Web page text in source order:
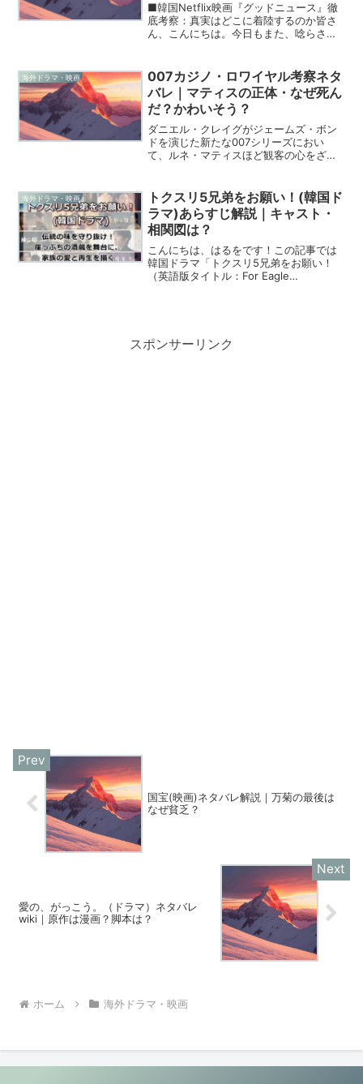
■韓国Netflix映画『グッドニュース』徹
底考察：真実はどこに着陸するのか皆さ
ん、こんにちは。今日もまた、唸らされ
のは、Netflixで配信されている韓国映画
『グッド...
海外ドラマ・映画
007カジノ・ロワイヤル考察ネタ
バレ｜マティスの正体・なぜ死ん
だ？かわいそう？
ダニエル・クレイグがジェームズ・ボン
ドを演じた新たな007シリーズにおい
て、ルネ・マティスほど観客の心をざわ
ん。2026年現在でも、彼の複雑な立ち位
置や悲劇的な最期につい...
海外ドラマ・映画
トクスリ5兄弟をお願い！(韓国ド
ラマ)あらすじ解説｜キャスト・
相関図は？
こんにちは、はるをです！この記事では
韓国ドラマ「トクスリ5兄弟をお願い！
（英語版タイトル：For Eagle
スポンサーリンク
国宝(映画)ネタバレ解説｜万菊の最後は
なぜ貧乏？
愛の、がっこう。（ドラマ）ネタバレ
wiki｜原作は漫画？脚本は？
ホーム 海外ドラマ・映画